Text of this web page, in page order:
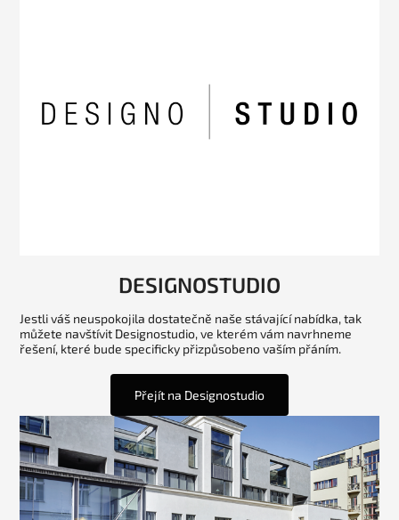
DESIGNOSTUDIO
Jestli váš neuspokojila dostatečně naše stávající nabídka, tak
můžete navštívit Designostudio, ve kterém vám navrhneme
řešení, které bude specificky přizpůsobeno vaším přáním.
Přejít na Designostudio